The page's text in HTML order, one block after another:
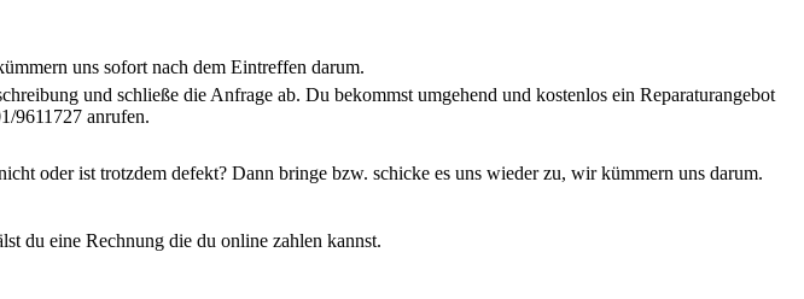
uns sofort nach dem Eintreffen darum.
und schließe die Anfrage ab. Du bekommst umgehend und kostenlos ein Reparaturangebot
9611727 anrufen.
oder ist trotzdem defekt? Dann bringe bzw. schicke es uns wieder zu, wir kümmern uns darum.
du eine Rechnung die du online zahlen kannst.